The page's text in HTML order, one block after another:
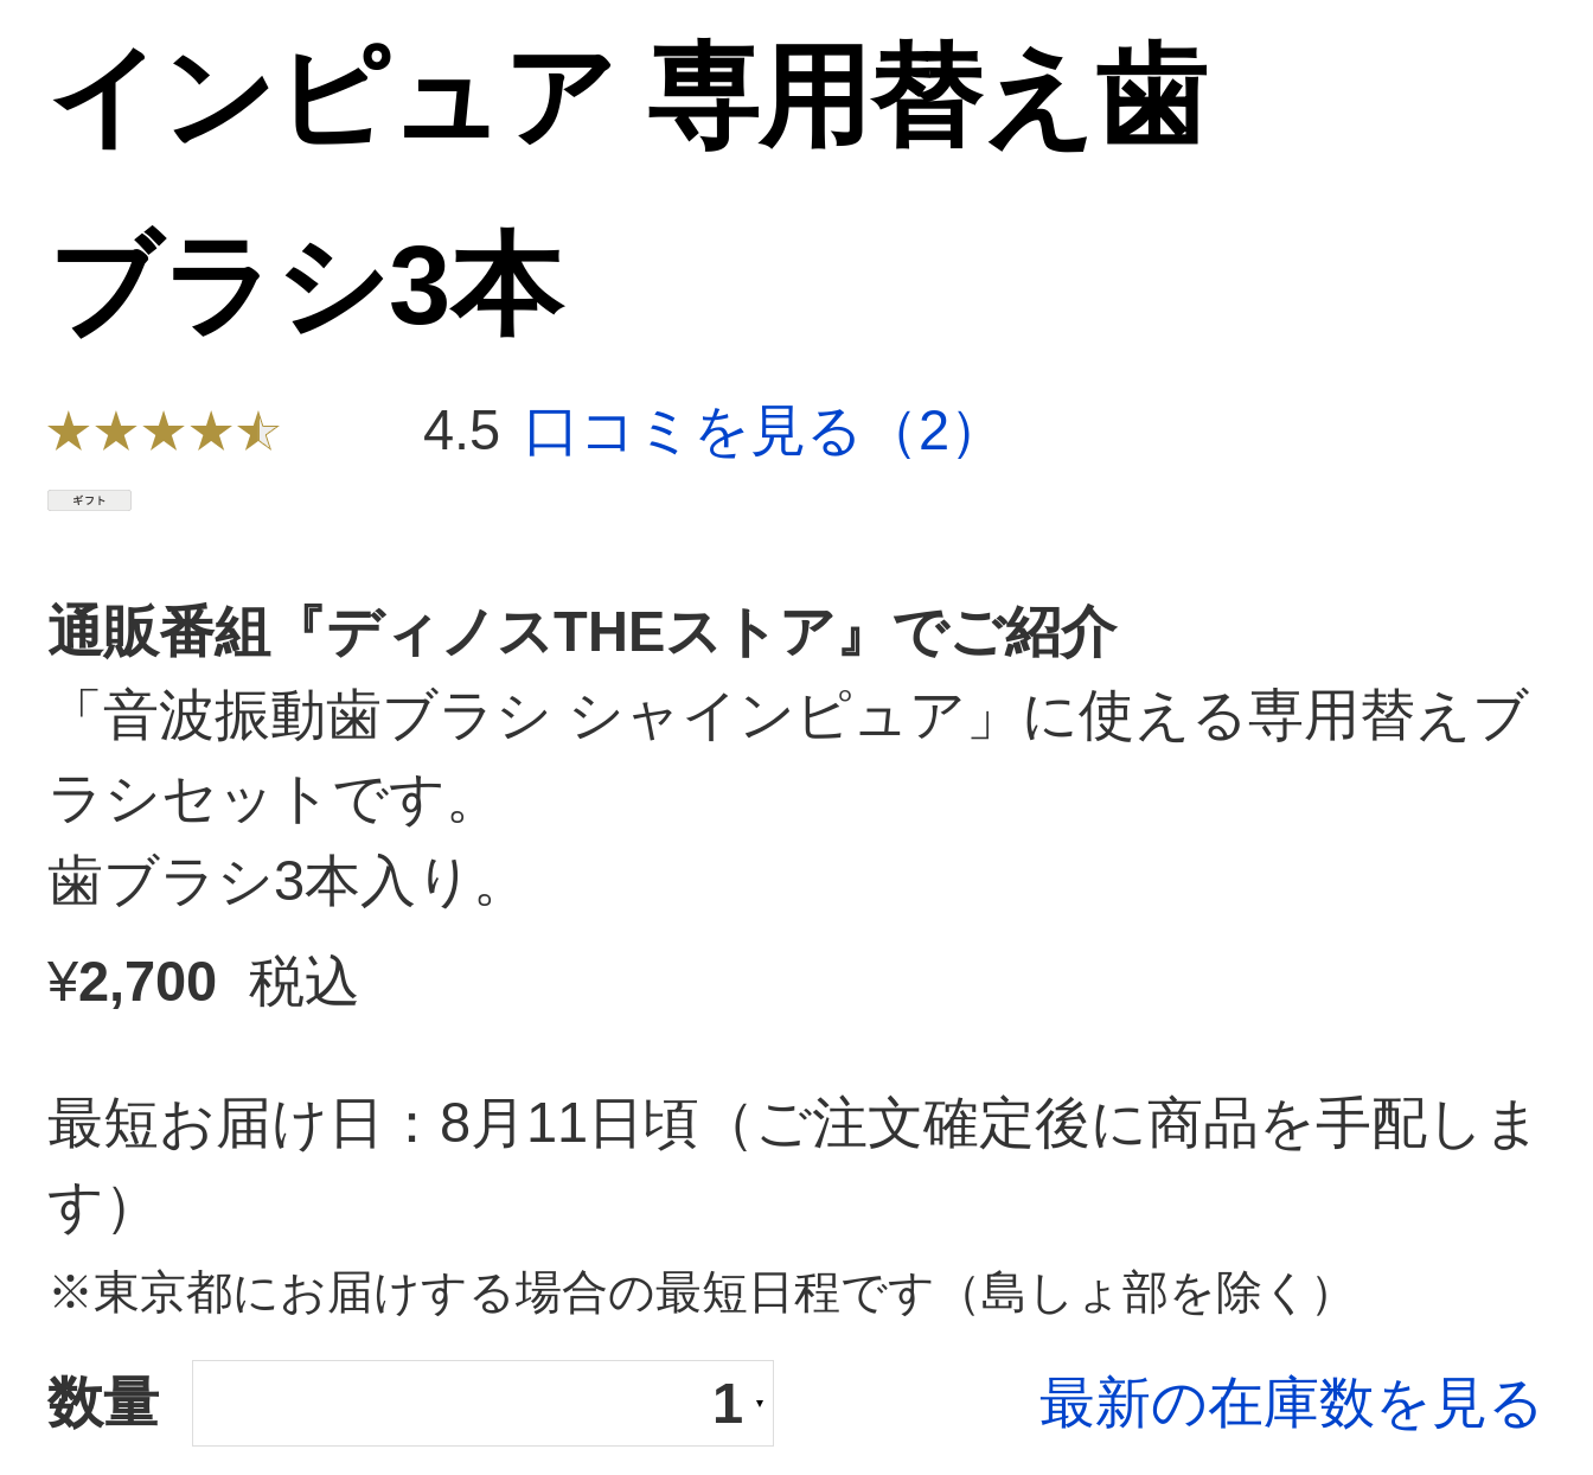
インピュア 専用替え歯
ブラシ3本
4.5 口コミを見る（2）
通販番組『ディノスTHEストア』でご紹介
「音波振動歯ブラシ シャインピュア」に使える専用替えブ
ラシセットです。
歯ブラシ3本入り。
¥2,700 税込
最短お届け日：8月11日頃 （ご注文確定後に商品を手配しま
す）
※東京都にお届けする場合の最短日程です（島しょ部を除く）
数量 1 最新の在庫数を見る